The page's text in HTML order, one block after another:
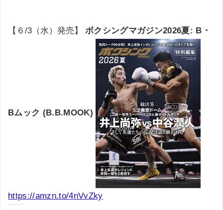
【６/3（水）発売】 ボクシングマガジン2026夏: B・
Bムック (B.B.MOOK)
https://amzn.to/4nVvZky